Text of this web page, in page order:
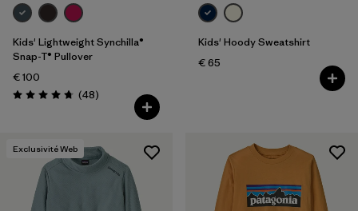
Kids' Lightweight Synchilla®
Snap-T® Pullover
€ 100
Évaluation: 4.8 / 5
(48Avis
)
Kids' Hoody Sweatshirt
€ 65
Exclusivité Web